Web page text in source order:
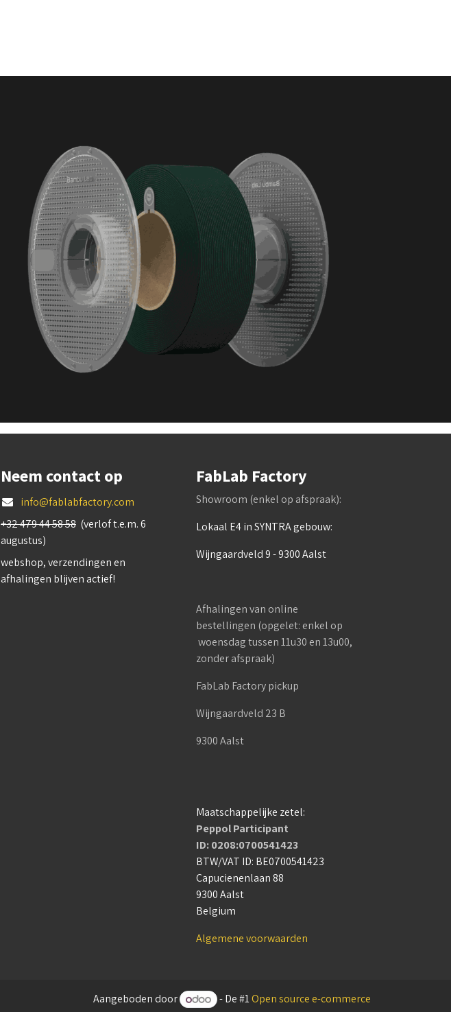
Neem contact op
info@fablabfactory.com
+32 479 44 58 58 (verlof t.e.m. 6
augustus)
webshop, verzendingen en
afhalingen blijven actief!
FabLab Factory
Showroom (enkel op afspraak):
Lokaal E4 in SYNTRA gebouw:
Wijngaardveld 9 - 9300 Aalst
Afhalingen van online
bestellingen (opgelet: enkel op
woensdag tussen 11u30 en 13u00,
zonder afspraak)
FabLab Factory pickup
Wijngaardveld 23 B
9300 Aalst
Maatschappelijke zetel:
Peppol Participant
ID: 0208:0700541423
BTW/VAT ID: BE0700541423
Capucienenlaan 88
9300 Aalst
Belgium
Algemene voorwaarden
Aangeboden door - De #1Open source e-commerce